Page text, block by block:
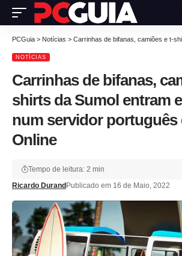
PCGuia > Notícias > Carrinhas de bifanas, camiões e t-shirts da Sumol entram em
NOTÍCIAS
Carrinhas de bifanas,
shirts da Sumol entram
num servidor português
Online
Ricardo Durand Publicado em 16 de Maio, 2022
Tempo de leitura: 2 min